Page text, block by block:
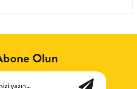
Olun